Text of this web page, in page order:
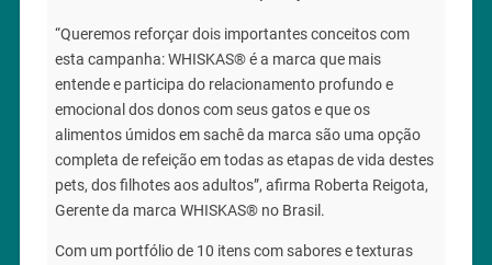
“Queremos reforçar dois importantes conceitos com
esta campanha: WHISKAS® é a marca que mais
entende e participa do relacionamento profundo e
emocional dos donos com seus gatos e que os
alimentos úmidos em sachê da marca são uma opção
completa de refeição em todas as etapas de vida destes
pets, dos filhotes aos adultos”, afirma Roberta Reigota,
Gerente da marca WHISKAS® no Brasil.
Com um portfólio de 10 itens com sabores e texturas